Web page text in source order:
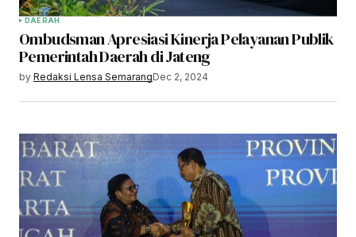
DAERAH
Ombudsman Apresiasi Kinerja Pelayanan Publik
Pemerintah Daerah di Jateng
by Redaksi Lensa SemarangDec 2, 2024